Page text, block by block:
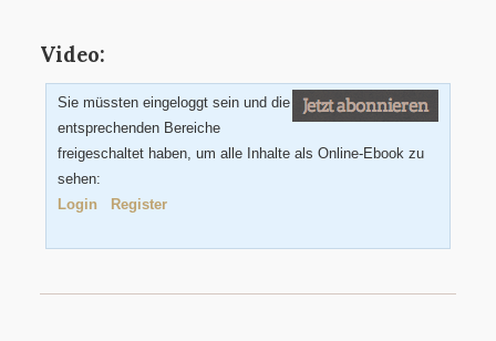
Video:
Sie müssten eingeloggt sein und die
entsprechenden Bereiche
freigeschaltet haben, um alle Inhalte als Online-Ebook zu
sehen:
Login
Register